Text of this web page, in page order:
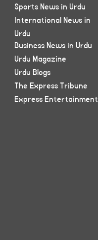
Sports News in Urdu
International News in
Urdu
Business News in Urdu
Urdu Magazine
Urdu Blogs
The Express Tribune
Express Entertainment